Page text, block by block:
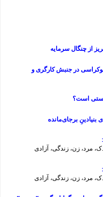
از چنگال سرمایه
در جنبش کارگری و
است؟
برجای‌مانده
مرد، زن، زندگی، آزادی
مرد، زن، زندگی، آزادی